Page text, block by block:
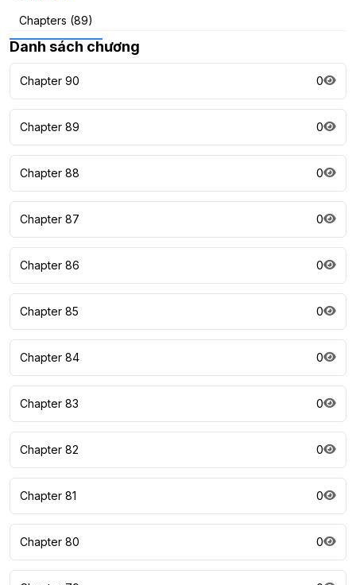
Chapters (89)
Danh sách chương
Chapter 90 0
Chapter 89 0
Chapter 88 0
Chapter 87 0
Chapter 86 0
Chapter 85 0
Chapter 84 0
Chapter 83 0
Chapter 82 0
Chapter 81 0
Chapter 80 0